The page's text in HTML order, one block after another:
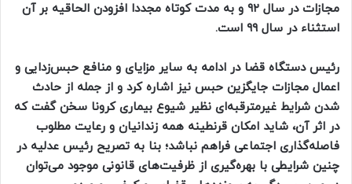
مجازات در سال ۹۲ و به مدت کوتاه مجددا افزودن الحاقیه بر آن
استثناء در سال ۹۹ است.
رئیس دستگاه قضا در ادامه به سایر مزایای و منافع حبس‌زدایی و
اعمال مجازات جایگزین حبس نیز اشاره کرد و از جمله از حادث
شدن شرایط غیرمترقبه‌ای نظیر شیوع بیماری کرونا سخن گفت که
در اثر آن، شاید امکان قرنطینه همه زندانیان و رعایت مطلوب
فاصله‌گذاری اجتماعی فراهم نباشد؛ بنا به تصریح رئیس عدلیه در
چنین شرایطی با بهره‌گیری از ظرفیت‌های قانونی موجود می‌توان